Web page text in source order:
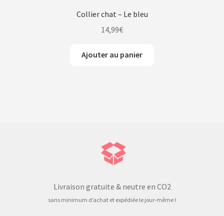
Collier chat – Le bleu
14,99€
Ajouter au panier
Livraison gratuite & neutre en CO2
sans minimum d’achat et expédiée le jour-même !